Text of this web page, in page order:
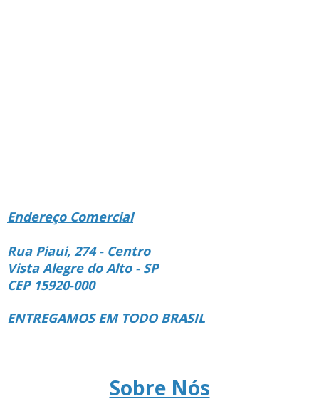
Endereço Comercial
Rua Piaui, 274 - Centro
Vista Alegre do Alto - SP
CEP 15920-000
ENTREGAMOS EM TODO BRASIL
Sobre Nós